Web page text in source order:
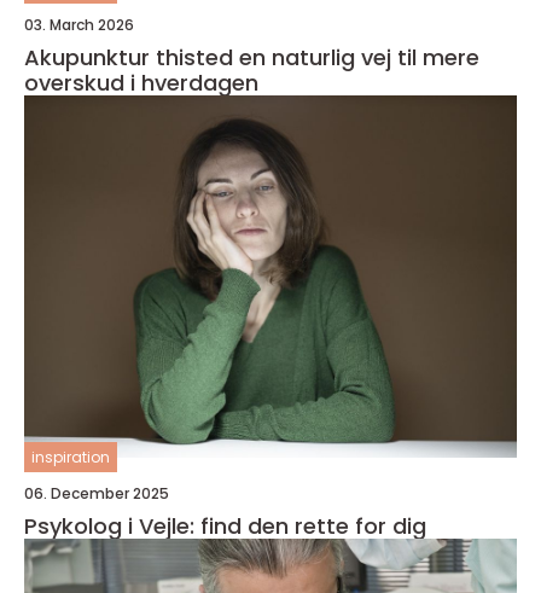
03. March 2026
Akupunktur thisted en naturlig vej til mere
overskud i hverdagen
inspiration
06. December 2025
Psykolog i Vejle: find den rette for dig